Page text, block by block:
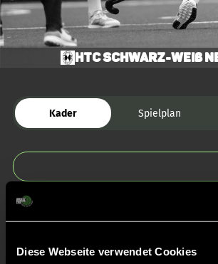
Diese Webseite verwendet Cookies
HTC Schwarz-Weiß
Kader Spielplan